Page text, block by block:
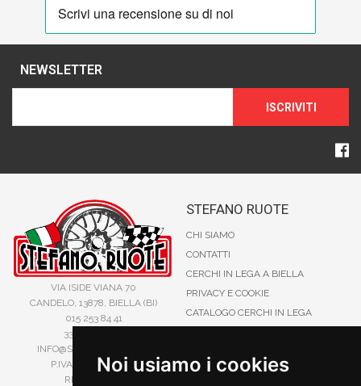
Noi usiamo i cookies
NEWSLETTER
ISCRIVITI
VIA ISIDE VIANA 70
CANDELO, 13878, BIELLA (BI)
015 253 84 41
338 88 62 542
INFO@STEFANORUOTE.IT
P.IVA 02525900029
REA BI193453
STEFANO RUOTE
CHI SIAMO
CONTATTI
CERCHI IN LEGA A BIELLA
PRIVACY E COOKIE
CATALOGO CERCHI IN LEGA